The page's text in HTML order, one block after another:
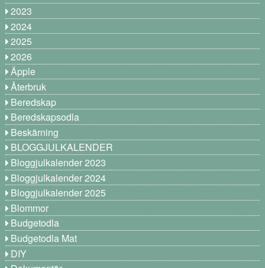
2023
2024
2025
2026
Äpple
Återbruk
Beredskap
Beredskapsodla
Beskärning
BLOGGJULKALENDER
Bloggjulkalender 2023
Bloggjulkalender 2024
Bloggjulkalender 2025
Blommor
Budgetodla
Budgetodla Mat
DIY